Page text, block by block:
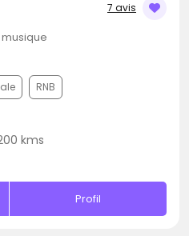
7 avis
RNB
kms
Profil